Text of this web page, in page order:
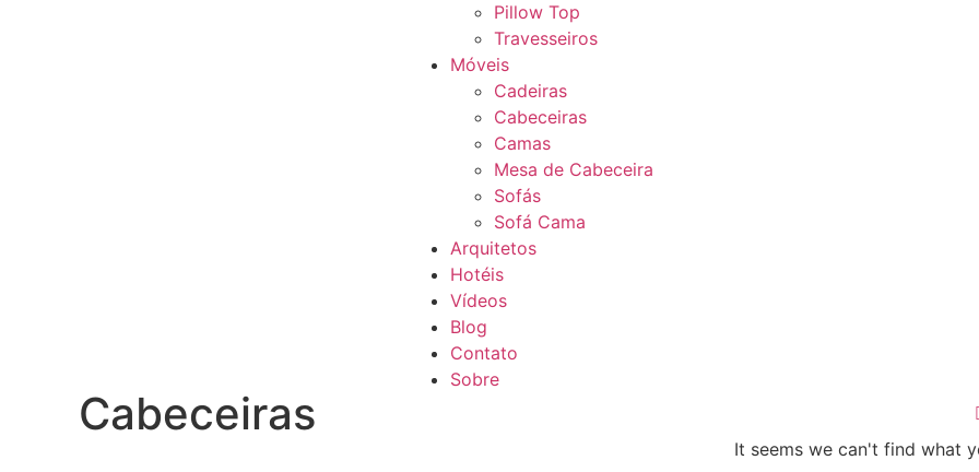
Pillow Top
Travesseiros
Móveis
Cadeiras
Cabeceiras
Camas
Mesa de Cabeceira
Sofás
Sofá Cama
Arquitetos
Hotéis
Vídeos
Blog
Contato
Sobre
Cabeceiras
It seems we can't find what